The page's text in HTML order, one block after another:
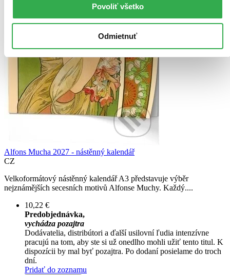
Povoliť všetko
Odmietnuť
Alfons Mucha 2027 - nástěnný kalendář
CZ
Velkoformátový nástěnný kalendář A3 představuje výběr
nejznámějších secesních motivů Alfonse Muchy. Každý....
10,22 €
Predobjednávka,
vychádza pozajtra
Dodávatelia, distribútori a ďalší usilovní ľudia intenzívne
pracujú na tom, aby ste si už onedlho mohli užiť tento titul. K
dispozícii by mal byť pozajtra. Po dodaní posielame do troch
dní.
Pridať do zoznamu